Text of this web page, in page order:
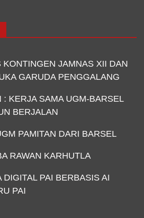
KONTINGEN JAMNAS XII DAN
GARUDA PENGGALANG
: KERJA SAMA UGM-BARSEL
BERJALAN
PAMITAN DARI BARSEL
RAWAN KARHUTLA
DIGITAL PAI BERBASIS AI
PAI